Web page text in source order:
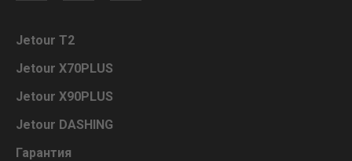
Jetour Т2
Jetour X70PLUS
Jetour X90PLUS
Jetour DASHING
Гарантия